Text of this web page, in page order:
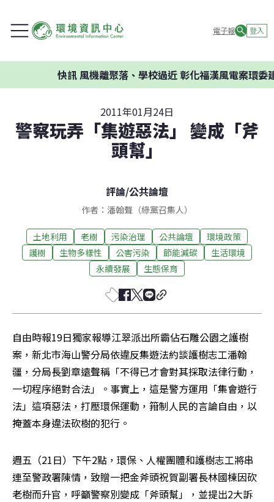
電子報 登入
風機離聚落、學校過近 彰化福漢風電案環委建議
2011年01月24日
警察玩弄「集遊惡法」 變成「斧
頭幫」
評論/公共論壇
作者：潘翰聲（綠黨召集人）
土地利用 老樹 污染治理 公共論壇
環境政策
護樹
生物多樣性 公害污染 節能減碳
生活環境
永續發展
生態保育
自由時報19日獨家報導江翠派出所霸佔石雕公園之護樹
案，新北市海山警分局依違反集遊法約談護樹志工潘翰
疆，分局長劉章遠聲稱「不得已才會對其採取法律行動，
一切程序絕對合法」。事實上，這是警方運用「集會遊行
法」這項惡法，打壓環保運動，箝制人民的言論自由，以
掩蓋本身違法砍樹的犯行。
週五（21日）下午2點，環保、人權團體和護樹志工將串
連至警政署陳情，致贈一把金斧頭祝賀副署長林國棟因砍
老樹而升官，呼籲警察別變成「斧頭幫」，並提出2大訴